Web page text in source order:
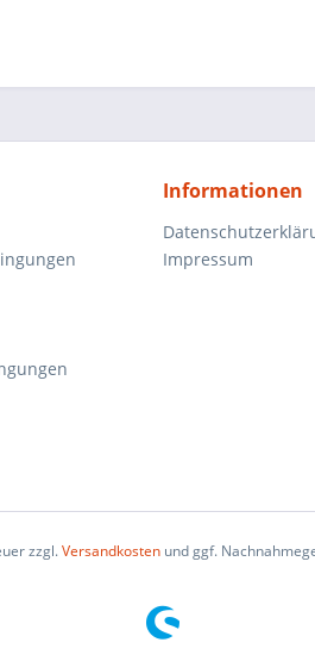
Informationen
Impressum
zzgl.Versandkostenund ggf.